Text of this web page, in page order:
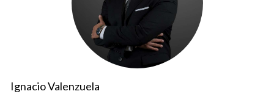
Existen múltiples opciones disponibles para quienes desean
vender o alquilar sus propiedades. A continuación,
exploraremos algunas de las más efectivas.
Los portales inmobiliarios son una opción clásica pero
Ignacio Valenzuela